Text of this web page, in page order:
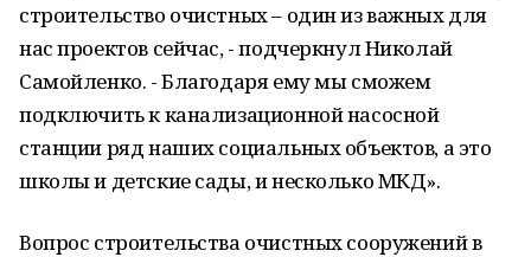
строительство очистных – один из важных для
нас проектов сейчас, - подчеркнул Николай
Самойленко. - Благодаря ему мы сможем
подключить к канализационной насосной
станции ряд наших социальных объектов, а это
школы и детские сады, и несколько МКД».
Вопрос строительства очистных сооружений в